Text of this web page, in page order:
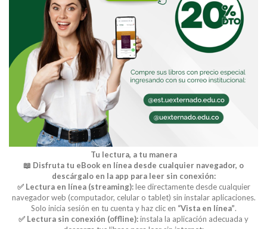
Buscar
Tu lectura, a tu manera
📖 Disfruta tu eBook en línea desde cualquier navegador, o
descárgalo en la app para leer sin conexión:
✅ Lectura en línea (streaming):lee directamente desde cualquier
navegador web (computador, celular o tablet) sin instalar aplicaciones.
Solo inicia sesión en tu cuenta y haz clic en “Vista en línea”.
✅ Lectura sin conexión (offline):instala la aplicación adecuada y